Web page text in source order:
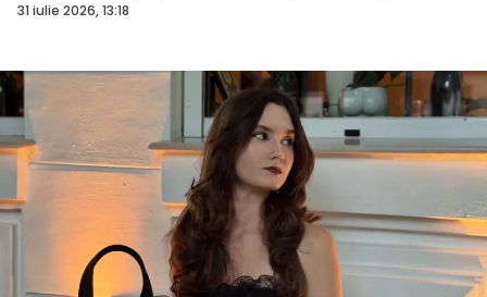
31 iulie 2026, 13:18